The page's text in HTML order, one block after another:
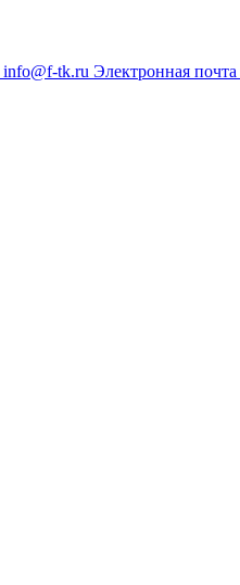
info@f-tk.ru Электронная почта